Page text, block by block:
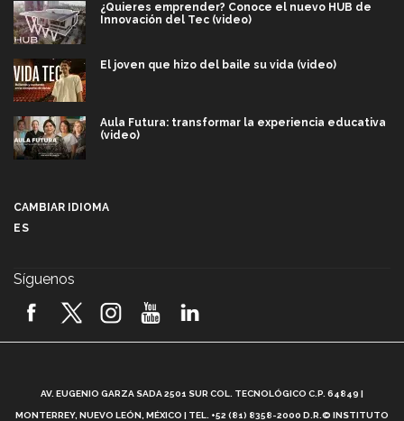
¿Quieres emprender? Conoce el nuevo HUB de
Innovación del Tec (video)
El joven que hizo del baile su vida (video)
Aula Futura: transformar la experiencia educativa
(video)
2026! (video)
¿Cómo es el Modelo Educativo Tec? (video)
CAMBIAR IDIOMA
ES
Síguenos
AV. EUGENIO GARZA SADA 2501 SUR COL. TECNOLÓGICO C.P. 64849 |
MONTERREY, NUEVO LEÓN, MÉXICO | TEL. +52 (81) 8358-2000 D.R.© INSTITUTO